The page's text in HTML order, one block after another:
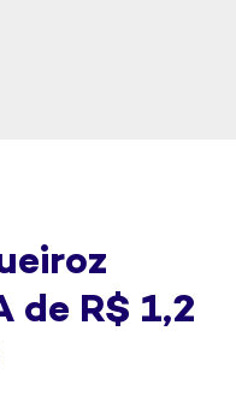
de R$ 1,2